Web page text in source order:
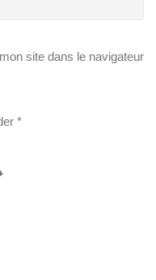
site dans le navigateur
*